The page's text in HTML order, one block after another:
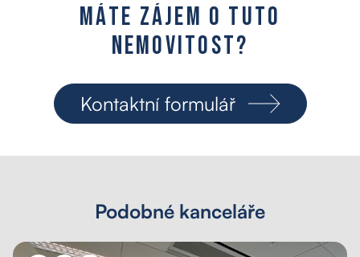
Máte zájem o tuto
nemovitost?
Kontaktní formulář
Podobné kanceláře